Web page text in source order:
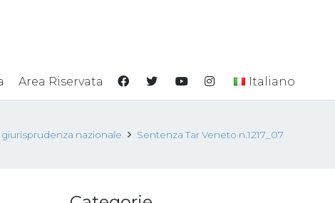
Area Riservata Italiano
nazionale Sentenza Tar Veneto n.1217_07